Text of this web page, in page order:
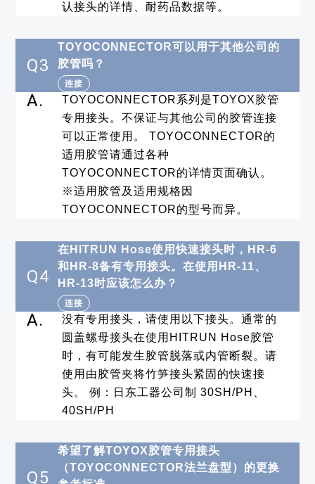
认接头的详情、耐药品数据等。
Q3
TOYOCONNECTOR可以用于其他公司的
胶管吗？
连接
A.
TOYOCONNECTOR系列是TOYOX胶管
专用接头。不保证与其他公司的胶管连接
可以正常使用。 TOYOCONNECTOR的
适用胶管请通过各种
TOYOCONNECTOR的详情页面确认。
※适用胶管及适用规格因
TOYOCONNECTOR的型号而异。
Q4
在HITRUN Hose使用快速接头时，HR-6
和HR-8备有专用接头。在使用HR-11、
HR-13时应该怎么办？
连接
A.
没有专用接头，请使用以下接头。通常的
圆盖螺母接头在使用HITRUN Hose胶管
时，有可能发生胶管脱落或内管断裂。请
使用由胶管夹将竹笋接头紧固的快速接
头。 例：日东工器公司制 30SH/PH、
40SH/PH
Q5
希望了解TOYOX胶管专用接头
（TOYOCONNECTOR法兰盘型）的更换